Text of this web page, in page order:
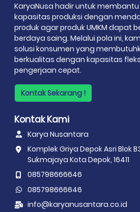
KaryaNusa hadir untuk
kapasitas produksi dengan
produk agar produk UMKM dapat
berdaya saing. Melalui pola ini,
solusi konsumen yang
berkualitas dengan kapasitas
pengerjaan cepat.
Kontak Sekarang !
Kontak Kami
Karya Nusantara
Komplek Griya Depok Asri Blok
Sukmajaya Kota Depok, 16411
085798666646
085798666646
info@karyanusantara.co.id